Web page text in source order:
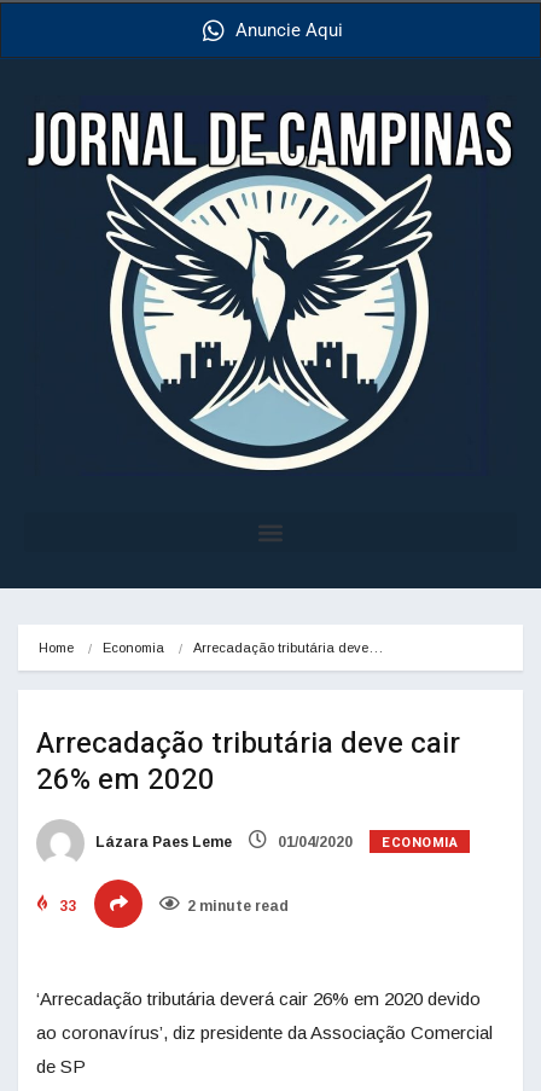
Anuncie Aqui
Home Economia Arrecadação tributária deve…
Arrecadação tributária deve cair
26% em 2020
Lázara Paes Leme 01/04/2020 ECONOMIA
33 2 minute read
‘Arrecadação tributária deverá cair 26% em 2020 devido
ao coronavírus’, diz presidente da Associação Comercial
de SP